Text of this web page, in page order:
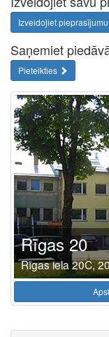
Izveidojiet pieprasījumu
Saņemiet
Pieteikties
Rīgas 20
Rīgas iela 20C,